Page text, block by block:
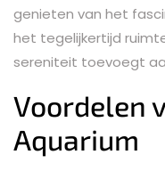
genieten van het
het tegelijkertijd
sereniteit toevoegt
Voordelen
Aquarium